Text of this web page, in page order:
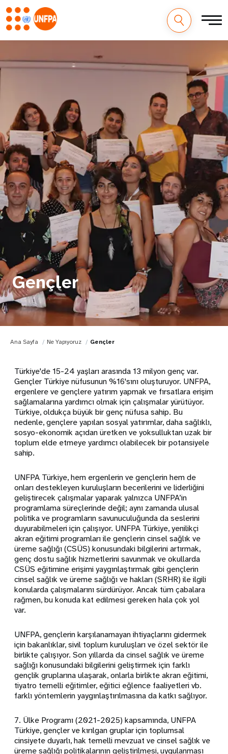
Gençler
Ana Sayfa Ne Yapıyoruz Gençler
Türkiye'de 15-24 yaşları arasında 13 milyon genç var.
Gençler Türkiye nüfusunun %16'sını oluşturuyor. UNFPA,
ergenlere ve gençlere yatırım yapmak ve fırsatlara erişim
sağlamalarına yardımcı olmak için çalışmalar yürütüyor.
Türkiye, oldukça büyük bir genç nüfusa sahip. Bu
nedenle, gençlere yapılan sosyal yatırımlar, daha sağlıklı,
sosyo-ekonomik açıdan üretken ve yoksulluktan uzak bir
toplum elde etmeye yardımcı olabilecek bir potansiyele
sahip.
UNFPA Türkiye, hem ergenlerin ve gençlerin hem de
onları destekleyen kuruluşların becerilerini ve liderliğini
geliştirecek çalışmalar yaparak yalnızca UNFPA’in
programlama süreçlerinde değil; aynı zamanda ulusal
politika ve programların savunuculuğunda da seslerini
duyurabilmeleri için çalışıyor. UNFPA Türkiye, yenilikçi
akran eğitimi programları ile gençlerin cinsel sağlık ve
üreme sağlığı (CSÜS) konusundaki bilgilerini artırmak,
genç dostu sağlık hizmetlerini savunmak ve okullarda
CSÜS eğitimine erişimi yaygınlaştırmak gibi gençlerin
cinsel sağlık ve üreme sağlığı ve hakları (SRHR) ile ilgili
konularda çalışmalarını sürdürüyor. Ancak tüm çabalara
rağmen, bu konuda kat edilmesi gereken hala çok yol
var.
UNFPA, gençlerin karşılanamayan ihtiyaçlarını gidermek
için bakanlıklar, sivil toplum kuruluşları ve özel sektör ile
birlikte çalışıyor. Son yıllarda da cinsel sağlık ve üreme
sağlığı konusundaki bilgilerini geliştirmek için farklı
gençlik gruplarına ulaşarak, onlarla birlikte akran eğitimi,
tiyatro temelli eğitimler, eğitici eğlence faaliyetleri vb.
farklı yöntemlerin yaygınlaştırılmasına da katkı sağlıyor.
7. Ülke Programı (2021-2025) kapsamında, UNFPA
Türkiye, gençler ve kırılgan gruplar için toplumsal
cinsiyete duyarlı, hak temelli mevzuat ve cinsel sağlık ve
üreme sağlığı politikalarının geliştirilmesi, uygulanması